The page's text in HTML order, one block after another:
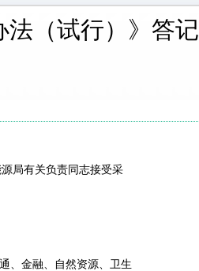
法（试行）》答记
局有关负责同志接受采
、金融、自然资源、卫生